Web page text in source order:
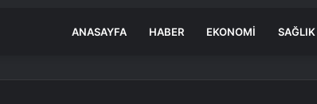
ANASAYFA HABER EKONOMI SAĞLIK